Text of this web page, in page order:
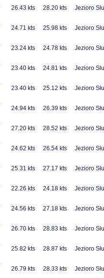
26.43 kts 28.20 kts Jezioro
24.71 kts 25.98 kts Jezioro
23.24 kts 24.78 kts Jezioro
23.40 kts 24.81 kts Jezioro
23.40 kts 25.12 kts Jezioro
24.94 kts 26.39 kts Jezioro
27.20 kts 28.52 kts Jezioro
24.62 kts 26.54 kts Jezioro
25.31 kts 27.17 kts Jezioro
22.26 kts 24.18 kts Jezioro
24.56 kts 27.18 kts Jezioro
26.70 kts 28.83 kts Jezioro
25.82 kts 28.87 kts Jezioro
26.79 kts 28.33 kts Jezioro